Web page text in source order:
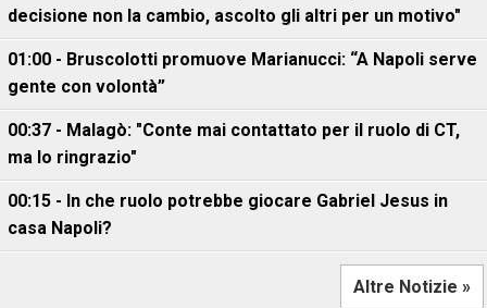
decisione non la cambio, ascolto gli altri per un motivo"
01:00 - Bruscolotti promuove Marianucci: “A Napoli serve
gente con volontà”
00:37 - Malagò: "Conte mai contattato per il ruolo di CT,
ma lo ringrazio"
00:15 - In che ruolo potrebbe giocare Gabriel Jesus in
casa Napoli?
Altre Notizie »